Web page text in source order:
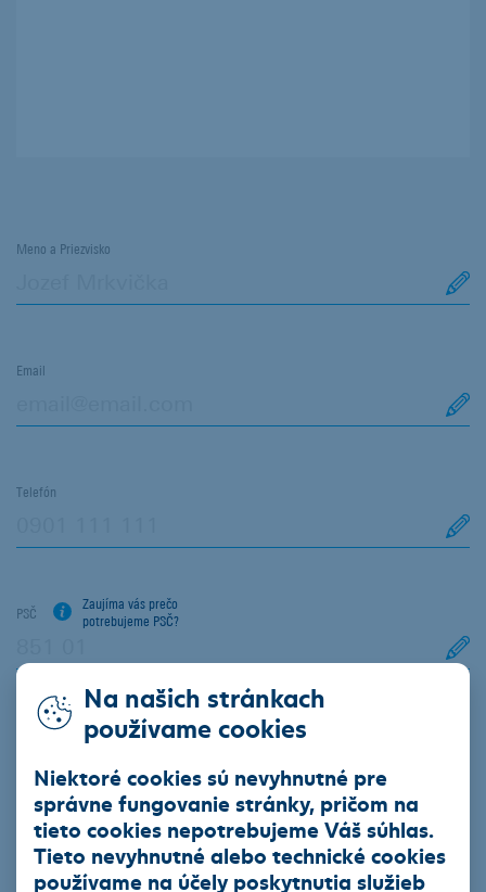
Meno a Priezvisko
Email
Telefón
PSČ
Zaujíma vás prečo
potrebujeme PSČ?
Mesto
IČO
Zaujíma vás prečo
potrebujeme IČO?
Na našich stránkach
používame cookies
Niektoré cookies sú nevyhnutné pre
správne fungovanie stránky, pričom na
tieto cookies nepotrebujeme Váš súhlas.
Tieto nevyhnutné alebo technické cookies
používame na účely poskytnutia služieb